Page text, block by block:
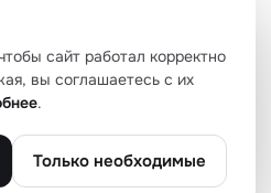
— все права защищены
Файлы cookie
сайт работал корректно
вы соглашаетесь с их
.
Только необходимые